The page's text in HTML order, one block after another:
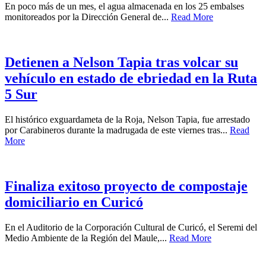
En poco más de un mes, el agua almacenada en los 25 embalses
monitoreados por la Dirección General de... Read More
Detienen a Nelson Tapia tras volcar su
vehículo en estado de ebriedad en la Ruta
5 Sur
El histórico exguardameta de la Roja, Nelson Tapia, fue arrestado
por Carabineros durante la madrugada de este viernes tras... Read
More
Finaliza exitoso proyecto de compostaje
domiciliario en Curicó
En el Auditorio de la Corporación Cultural de Curicó, el Seremi del
Medio Ambiente de la Región del Maule,... Read More